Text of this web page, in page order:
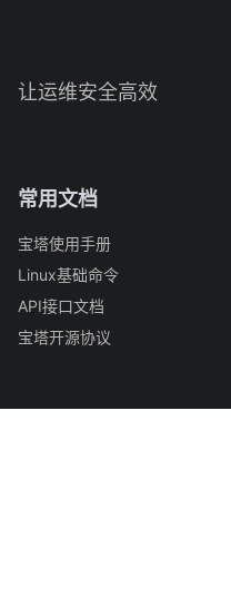
让运维安全高效
常用文档
宝塔使用手册
Linux基础命令
API接口文档
宝塔开源协议